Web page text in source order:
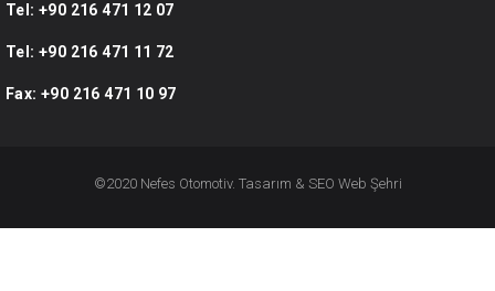
Tel: +90 216 471 12 07
Tel: +90 216 471 11 72
Fax: +90 216 471 10 97
©2020 Nefes Otomotiv. Tasarım & SEO Web Şehri